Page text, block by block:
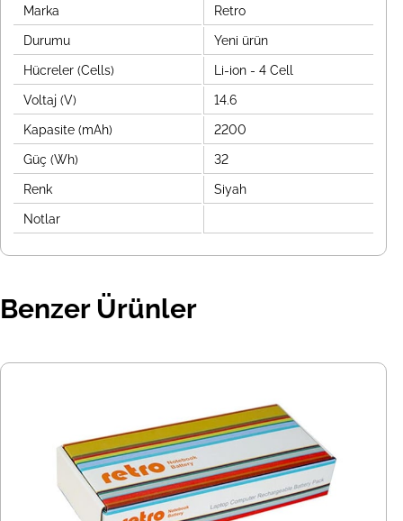
Marka Retro
Durumu Yeni ürün
Hücreler (Cells) Li-ion - 4 Cell
Voltaj (V) 14.6
Kapasite (mAh) 2200
Güç (Wh) 32
Renk Siyah
Notlar
Benzer Ürünler